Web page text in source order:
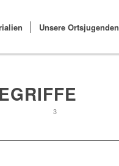
Unsere Ortsjugenden
1
2
3